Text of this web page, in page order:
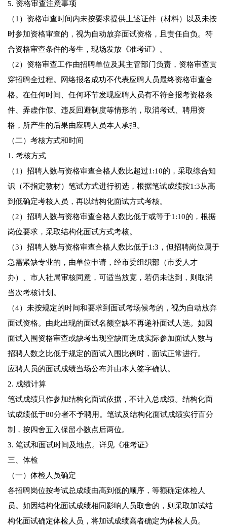
5. 资格审查注意事项
（1）资格审查时间内未按要求提供上述证件（材料）以及未按
时参加资格审查的，视为自动放弃面试资格，且责任自负。符
合资格审查条件的考生，现场发放《准考证》。
（2）资格审查工作由招聘单位及其主管部门负责，资格审查贯
穿招聘全过程。网络报名成功不代表应聘人员最终资格审查合
格。在任何时间、任何环节发现应聘人员有不符合报考资格条
件、弄虚作假、违反回避制度等情形的，取消考试、聘用资
格，所产生的后果由应聘人员本人承担。
（二）考核方式和时间
1. 考核方式
（1）招聘人数与资格审查合格人数比超过1:10的，采取综合知
识（不指定教材）笔试方式进行初选，根据笔试成绩按1:3从高
到低确定考核人员，再以结构化面试方式考核。
（2）招聘人数与资格审查合格人数比低于或等于1:10的，根据
岗位要求，采取结构化面试方式考核。
（3）招聘人数与资格审查合格人数比低于1:3，但招聘岗位属于
急需紧缺专业的，由单位申请，经市委组织部（市委人才
办）、市人社局审核同意，可适当放宽，若仍未达到，则取消
当次考核计划。
（4）未按规定的时间和要求到面试考场候考的，视为自动放弃
面试资格。由此出现的面试名额空缺不再递补面试人选。如因
面试入围资格审查或缺考出现空缺而造成实际参加面试人数与
招聘人数之比低于规定的面试入围比例时，面试正常进行。
应聘人员的面试成绩当场公布并由本人签字确认。
2. 成绩计算
笔试成绩只作参加结构化面试依据，不计入总成绩。结构化面
试成绩低于80分者不予聘用。笔试及结构化面试成绩实行百分
制，按四舍五入保留小数点后两位。
3. 笔试和面试时间及地点。详见《准考证》
三、体检
（一）体检人员确定
各招聘岗位按考试总成绩由高到低的顺序，等额确定体检人
员。如因结构化面试成绩相同影响人员取舍的，则采取加试结
构化面试确定体检人员，将加试成绩高者确定为体检人员。